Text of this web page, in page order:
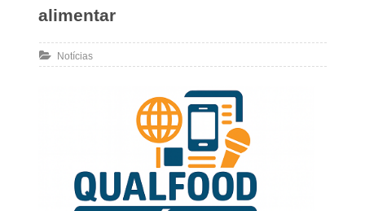
alimentar
Notícias